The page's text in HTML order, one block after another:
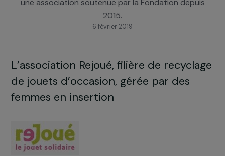
siège. En parallèle, une collecte de jouets a été
organisée du 14 au 21 décembre au profit de
6 février 2019
L’association Rejoué, filière de
de jouets d’occasion, gérée par des
femmes en insertion